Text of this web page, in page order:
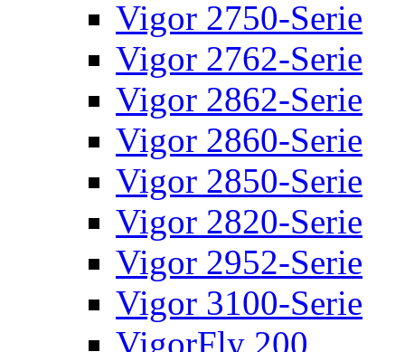
Vigor 2750-Serie
Vigor 2762-Serie
Vigor 2862-Serie
Vigor 2860-Serie
Vigor 2850-Serie
Vigor 2820-Serie
Vigor 2952-Serie
Vigor 3100-Serie
VigorFly 200